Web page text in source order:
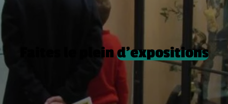
Faites le pleind’expositions